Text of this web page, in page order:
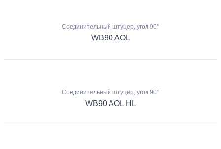
Соединительный штуцер, угол 90°
WB90 AOL
Соединительный штуцер, угол 90°
WB90 AOL HL